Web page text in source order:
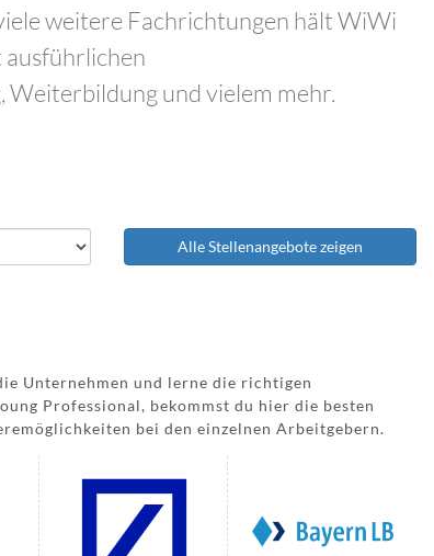
weitere Fachrichtungen hält WiWi
und vielem mehr.
Alle Stellenangebote zeigen
Unternehmen und lerne die richtigen
Professional, bekommst du hier die besten
bei den einzelnen Arbeitgebern.